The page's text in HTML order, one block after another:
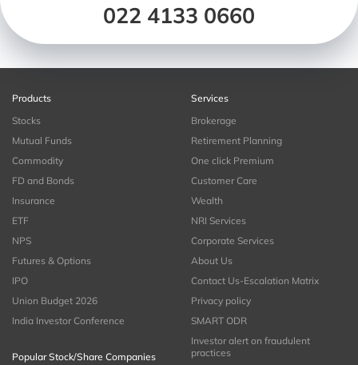
022 4133 0660
Products
Stocks
Mutual Funds
Commodity
FD and Bonds
Insurance
ETF
NPS
Futures & Options
IPO
Union Budget 2026
India Investor Conference
Popular Stock/Share Companies
Services
Brokerage
Retirement Planning
One click Premium
Customer Care
Wealth
NRI Services
Corporate Services
About Us
Contact Us-Escalation Matrix
Privacy policy
SMART ODR
Investor alert on fraudulent
practices